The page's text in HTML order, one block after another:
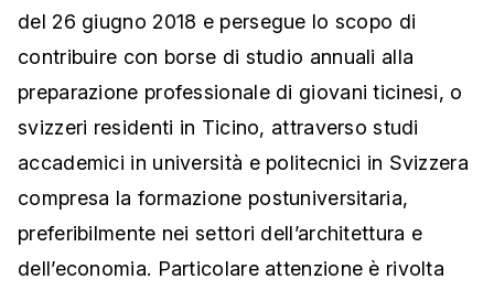
del 26 giugno 2018 e persegue lo scopo di
contribuire con borse di studio annuali alla
preparazione professionale di giovani ticinesi, o
svizzeri residenti in Ticino, attraverso studi
accademici in università e politecnici in Svizzera
compresa la formazione postuniversitaria,
preferibilmente nei settori dell’architettura e
dell’economia. Particolare attenzione è rivolta